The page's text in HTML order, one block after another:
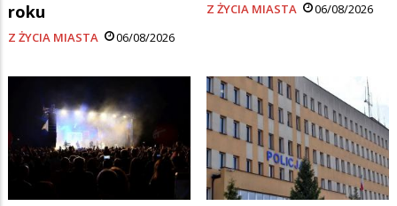
roku
Z ŻYCIA MIASTA 06/08/2026
Z ŻYCIA MIASTA 06/08/2026